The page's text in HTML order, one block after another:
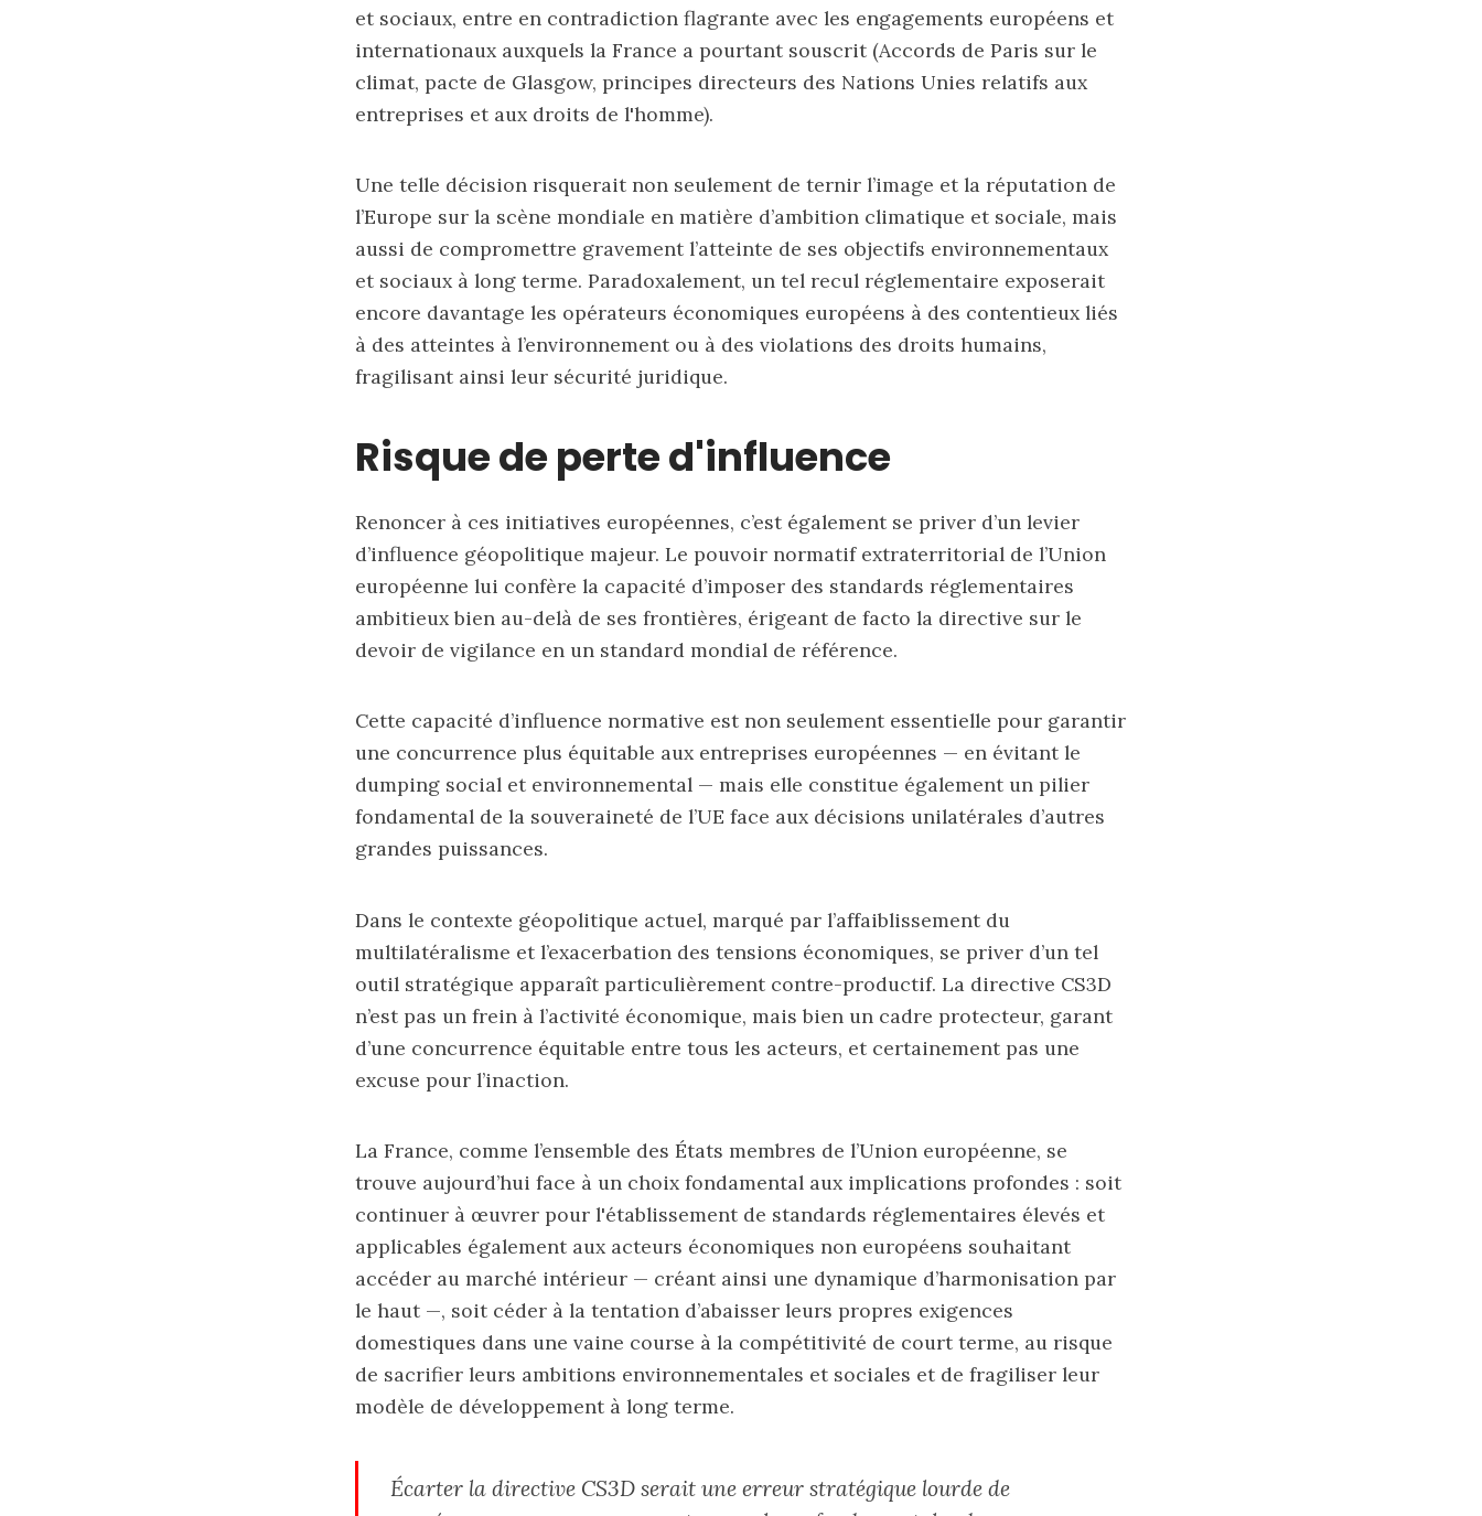
et sociaux, entre en contradiction flagrante avec les engagements européens et
internationaux auxquels la France a pourtant souscrit (Accords de Paris sur le
climat, pacte de Glasgow, principes directeurs des Nations Unies relatifs aux
entreprises et aux droits de l'homme).
Une telle décision risquerait non seulement de ternir l’image et la réputation de
l’Europe sur la scène mondiale en matière d’ambition climatique et sociale, mais
aussi de compromettre gravement l’atteinte de ses objectifs environnementaux
et sociaux à long terme. Paradoxalement, un tel recul réglementaire exposerait
encore davantage les opérateurs économiques européens à des contentieux liés
à des atteintes à l’environnement ou à des violations des droits humains,
fragilisant ainsi leur sécurité juridique.
Risque de perte d'influence
Renoncer à ces initiatives européennes, c’est également se priver d’un levier
d’influence géopolitique majeur. Le pouvoir normatif extraterritorial de l’Union
européenne lui confère la capacité d’imposer des standards réglementaires
ambitieux bien au-delà de ses frontières, érigeant de facto la directive sur le
devoir de vigilance en un standard mondial de référence.
Cette capacité d’influence normative est non seulement essentielle pour garantir
une concurrence plus équitable aux entreprises européennes — en évitant le
dumping social et environnemental — mais elle constitue également un pilier
fondamental de la souveraineté de l’UE face aux décisions unilatérales d’autres
grandes puissances.
Dans le contexte géopolitique actuel, marqué par l’affaiblissement du
multilatéralisme et l’exacerbation des tensions économiques, se priver d’un tel
outil stratégique apparaît particulièrement contre-productif. La directive CS3D
n’est pas un frein à l’activité économique, mais bien un cadre protecteur, garant
d’une concurrence équitable entre tous les acteurs, et certainement pas une
excuse pour l’inaction.
La France, comme l’ensemble des États membres de l’Union européenne, se
trouve aujourd’hui face à un choix fondamental aux implications profondes : soit
continuer à œuvrer pour l'établissement de standards réglementaires élevés et
applicables également aux acteurs économiques non européens souhaitant
accéder au marché intérieur — créant ainsi une dynamique d’harmonisation par
le haut —, soit céder à la tentation d’abaisser leurs propres exigences
domestiques dans une vaine course à la compétitivité de court terme, au risque
de sacrifier leurs ambitions environnementales et sociales et de fragiliser leur
modèle de développement à long terme.
Écarter la directive CS3D serait une erreur stratégique lourde de